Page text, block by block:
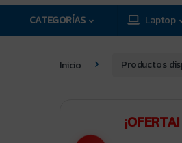
CATEGORÍAS Laptop
Inicio Productos
¡OFERTA!